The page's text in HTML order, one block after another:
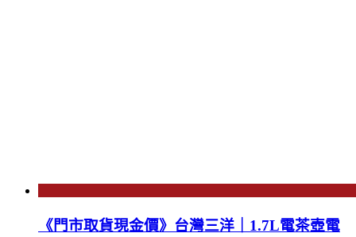
《門市取貨現金價》台灣三洋｜1.7L電茶壺電